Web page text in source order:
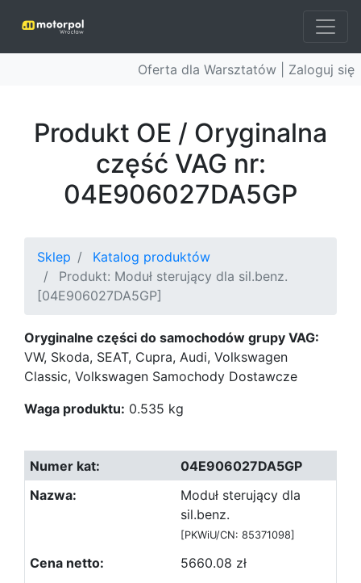
Oferta dla Warsztatów | Zaloguj się
Produkt OE / Oryginalna
część VAG nr:
04E906027DA5GP
Sklep
Katalog produktów
Produkt: Moduł sterujący dla sil.benz.
[04E906027DA5GP]
Oryginalne części do samochodów grupy VAG:
VW, Skoda, SEAT, Cupra, Audi, Volkswagen
Classic, Volkswagen Samochody Dostawcze
Waga produktu: 0.535 kg
04E906027DA5GP
Moduł sterujący dla
sil.benz.
[PKWiU/CN: 85371098]
5660.08 zł